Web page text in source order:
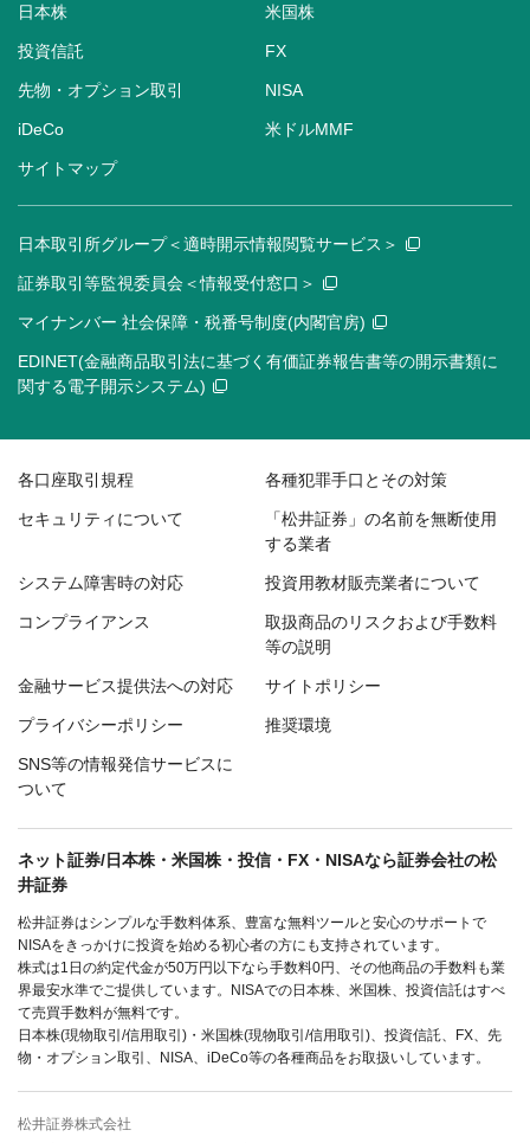
日本株 米国株
投資信託 FX
先物・オプション取引 NISA
iDeCo 米ドルMMF
サイトマップ
日本取引所グループ＜適時開示情報閲覧サービス＞
証券取引等監視委員会＜情報受付窓口＞
マイナンバー 社会保障・税番号制度(内閣官房)
EDINET(金融商品取引法に基づく有価証券報告書等の開示書類に
関する電子開示システム)
各口座取引規程 各種犯罪手口とその対策
セキュリティについて
「松井証券」の名前を無断使用
する業者
システム障害時の対応 投資用教材販売業者について
コンプライアンス
取扱商品のリスクおよび手数料
等の説明
金融サービス提供法への対応 サイトポリシー
プライバシーポリシー 推奨環境
SNS等の情報発信サービスに
ついて
ネット証券/日本株・米国株・投信・FX・NISAなら証券会社の松
井証券
松井証券はシンプルな手数料体系、豊富な無料ツールと安心のサポートで
NISAをきっかけに投資を始める初心者の方にも支持されています。
株式は1日の約定代金が50万円以下なら手数料0円、その他商品の手数料も業
界最安水準でご提供しています。NISAでの日本株、米国株、投資信託はすべ
て売買手数料が無料です。
日本株(現物取引/信用取引)・米国株(現物取引/信用取引)、投資信託、FX、先
物・オプション取引、NISA、iDeCo等の各種商品をお取扱いしています。
松井証券株式会社